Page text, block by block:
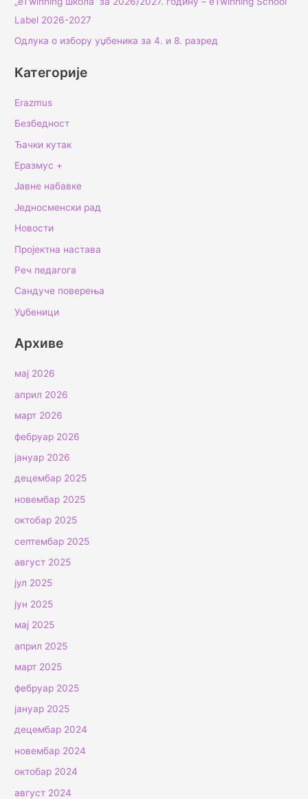
Label 2026-2027
Одлука о избору уџбеника за 4. и 8. разред
Категорије
Erazmus
Безбедност
Ђачки кутак
Еразмус +
Јавне набавке
Једносменски рад
Новости
Пројектна настава
Реч педагога
Сандуче поверења
Уџбеници
Архиве
мај 2026
април 2026
март 2026
фебруар 2026
јануар 2026
децембар 2025
новембар 2025
октобар 2025
септембар 2025
август 2025
јул 2025
јун 2025
мај 2025
април 2025
март 2025
фебруар 2025
јануар 2025
децембар 2024
новембар 2024
октобар 2024
август 2024